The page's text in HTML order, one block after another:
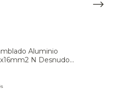
Aluminio
N Desnudo